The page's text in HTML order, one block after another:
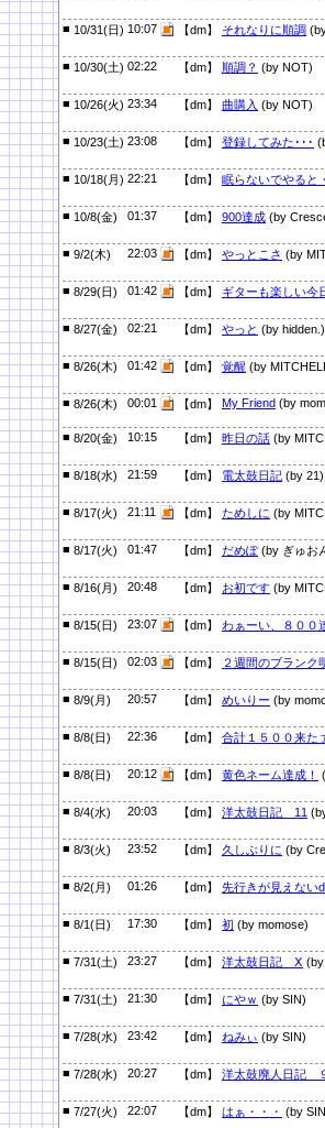
■ 10/31(日) 10:07 【dm】 それなりに順調
■ 10/30(土) 02:22 【dm】 順調？ (by NOT)
■ 10/26(火) 23:34 【dm】 曲購入 (by NOT)
■ 10/23(土) 23:08 【dm】 登録してみた･･･
■ 10/18(月) 22:21 【dm】 眠らないでやると
■ 10/8(金) 01:37 【dm】 900達成 (by
■ 9/2(木) 22:03 【dm】 やっとこさ (by
■ 8/29(日) 01:42 【dm】 ギターも楽しい今
■ 8/27(金) 02:21 【dm】 やっと (by hidden.)
■ 8/26(木) 01:42 【dm】 覚醒 (by
■ 8/26(木) 00:01 【dm】 My Friend (by
■ 8/20(金) 10:15 【dm】 昨日の話 (by
■ 8/18(水) 21:59 【dm】 電太鼓日記 (by 21)
■ 8/17(火) 21:11 【dm】 ためしに (by
■ 8/17(火) 01:47 【dm】 だめぽ(by ぎゅお
■ 8/16(月) 20:48 【dm】 お初です (by
■ 8/15(日) 23:07 【dm】 わぁーい、８００
■ 8/15(日) 02:03 【dm】 ２週間のブランク
■ 8/9(月) 20:57 【dm】 めいりー (by
■ 8/8(日) 22:36 【dm】 合計１５００来た
■ 8/8(日) 20:12 【dm】 黄色ネーム達成！
■ 8/4(水) 20:03 【dm】 洋太鼓日記 11
■ 8/3(火) 23:52 【dm】 久しぶりに (by
■ 8/2(月) 01:26 【dm】 先行きが見えない
■ 8/1(日) 17:30 【dm】 初 (by momose)
■ 7/31(土) 23:27 【dm】 洋太鼓日記 Ⅹ
■ 7/31(土) 21:30 【dm】 にやｗ (by SIN)
■ 7/28(水) 23:42 【dm】 ねみぃ (by SIN)
■ 7/28(水) 20:27 【dm】 洋太鼓廃人日記
■ 7/27(火) 22:07 【dm】 はぁ・・・ (by